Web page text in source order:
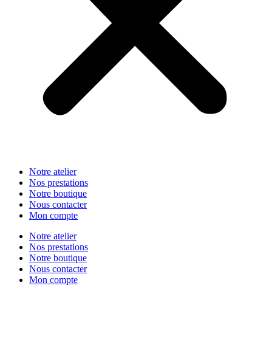
Notre atelier
Nos prestations
Notre boutique
Nous contacter
Mon compte
Notre atelier
Nos prestations
Notre boutique
Nous contacter
Mon compte